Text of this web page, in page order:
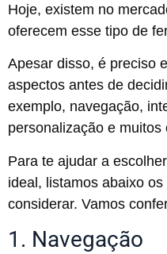
Hoje, existem no
oferecem esse tipo de
Apesar disso, é preciso
aspectos antes de
exemplo, navegação,
personalização e muitos
Para te ajudar a
ideal, listamos abaixo
considerar. Vamos
1. Navegação